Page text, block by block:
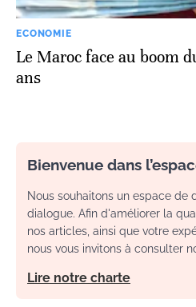
ECONOMIE
Le Maroc face au boom
ans
Bienvenue dans
Nous souhaitons un espace de
dialogue. Afin d'améliorer la
nos articles, ainsi que votre
nous vous invitons à consulter
Lire notre charte